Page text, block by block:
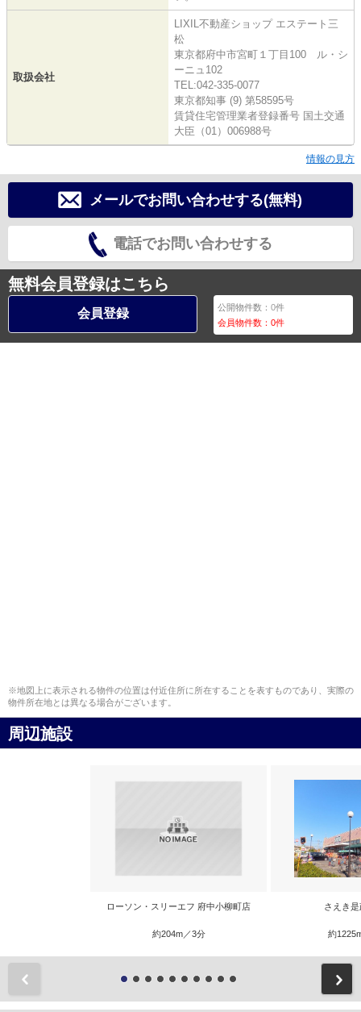
取扱会社
LIXIL不動産ショップ エステート三
松
東京都府中市宮町１丁目100 ル・シ
ーニュ102
TEL:042-335-0077
東京都知事 (9) 第58595号
賃貸住宅管理業者登録番号 国土交通
大臣（01）006988号
情報の見方
メールでお問い合わせする(無料)
電話でお問い合わせする
無料会員登録はこちら
会員登録 公開物件数：0件
会員物件数：0件
※地図上に表示される物件の位置は付近住所に所在することを表すものであり、実際の
物件所在地とは異なる場合がございます。
周辺施設
ローソン・スリーエフ 府中小柳町店
約204m／3分
さえき
約